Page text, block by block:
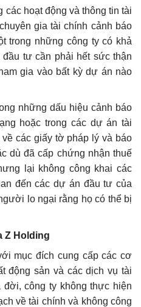
hoạt động và thông tin tài
gia tài chính cảnh báo
trong những công ty có khả
tư cần phải hết sức thận
gia vào bất kỳ dự án nào
những dấu hiệu cảnh báo
hoặc trong các dự án tài
các giấy tờ pháp lý và báo
dù đã cấp chứng nhận thuế
lại không công khai các
đến các dự án đầu tư của
lo ngại rằng họ có thể bị
Z Holding
mục đích cung cấp các cơ
động sản và các dịch vụ tài
đời, công ty không thực hiện
về tài chính và không công